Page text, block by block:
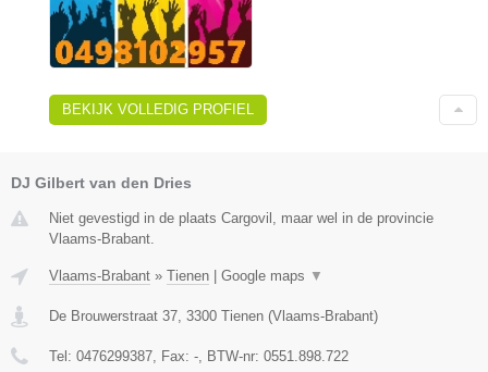
BEKIJK VOLLEDIG PROFIEL
DJ Gilbert van den Dries
Niet gevestigd in de plaats Cargovil, maar wel in de provincie
Vlaams-Brabant.
Vlaams-Brabant » Tienen | Google maps ▼
De Brouwerstraat 37 3300 Tienen (Vlaams-Brabant)
Tel: 0476299387 , Fax: - , BTW-nr: 0551.898.722